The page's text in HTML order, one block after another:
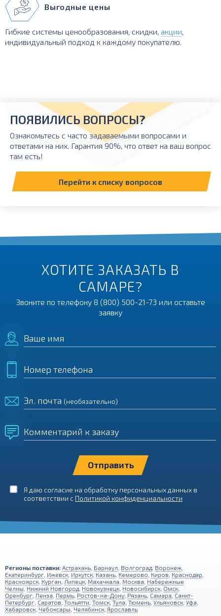
Выгодные цены
Гибкие системы ценообразования, скидки, акции,
индивидуальный подход к каждому покупателю.
ХОТИТЕ ЗАКАЗАТЬ В
САМАРЕ?
Звоните по телефону 8 (800) 500-21-73 или оставьте
заявку
Ваше имя
Номер телефона
Эл. почта (необязательно)
Комментарий к заказу
Я даю согласие на обработку персональных данных в
соответствии с Политикой конфиденциальности
ПОЯВИЛИСЬ ВОПРОСЫ?
Ознакомьтесь с часто задаваемыми вопросами и
ответами на них. Гарантия 90%, что ответ на ваш вопрос
там есть!
Перейти к списку вопросов
Регионы поставки: Астрахань Барнаул Волгоград Воронеж
Екатеринбург Ижевск Иркутск Казань Кемерово Киров Краснодар
Красноярск Курган Липецк Махачкала Москва Набережные
Челны Нижний Новгород Новокузнецк Новосибирск Омск
Оренбург Пенза Пермь Ростов-на-Дону Рязань Самара Санкт-
Петербург Саратов Тольятти Томск Тула Тюмень Ульяновск Уфа
Хабаровск Чебоксары Челябинск Ярославль